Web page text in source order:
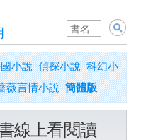
小說 偵探小說 科幻小
薇言情小說 簡體版
線上看閱讀